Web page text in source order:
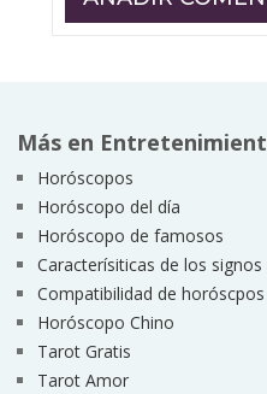
Más en
Horóscopos
Horóscopo del día
Horóscopo de famosos
Caracterísiticas de los
Compatibilidad de horóscpos
Horóscopo Chino
Tarot Gratis
Tarot Amor